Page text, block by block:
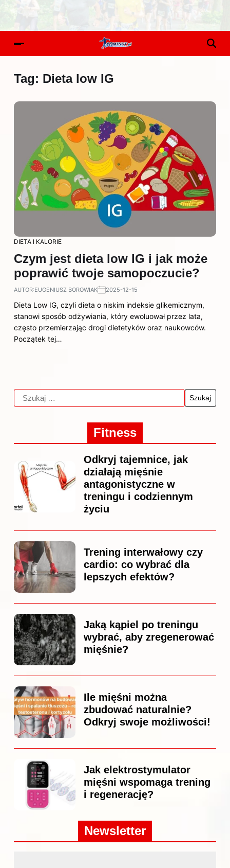
Tag: Dieta low IG
DIETA I KALORIE
Czym jest dieta low IG i jak może
poprawić twoje samopoczucie?
AUTOR:EUGENIUSZ BOROWIAK 2025-12-15
Dieta Low IG, czyli dieta o niskim indeksie glikemicznym,
stanowi sposób odżywiania, który ewoluował przez lata,
często przemierzając drogi dietetyków oraz naukowców.
Początek tej…
Fitness
Odkryj tajemnice, jak
działają mięśnie
antagonistyczne w
treningu i codziennym
życiu
Trening interwałowy czy
cardio: co wybrać dla
lepszych efektów?
Jaką kąpiel po treningu
wybrać, aby zregenerować
mięśnie?
Ile mięśni można
zbudować naturalnie?
Odkryj swoje możliwości!
Jak elektrostymulator
mięśni wspomaga trening
i regenerację?
Newsletter